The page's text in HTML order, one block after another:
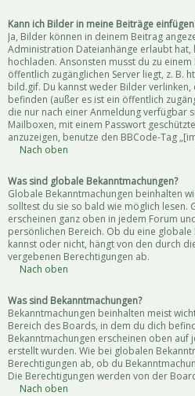
Kann ich Bilder in meine Beiträge
Ja, Bilder können in deinem Beitrag
Administration Dateianhänge erlaubt
hochladen. Ansonsten musst du zu
öffentlich zugänglichen Server liegt, z. B.
bild.gif. Du kannst weder Bilder verlinken,
befinden (außer es ist ein öffentlich
die nur nach einer Anmeldung verfügbar
Mailboxen, mit einem Passwort
anzuzeigen, benutze den BBCode-Tag
Nach oben
Was sind globale Bekanntmachungen?
Globale Bekanntmachungen beinhalten
solltest du sie so bald wie möglich lesen.
erscheinen ganz oben in jedem Forum
persönlichen Bereich. Ob du eine
kannst oder nicht, hängt von den durch
vergebenen Berechtigungen ab.
Nach oben
Was sind Bekanntmachungen?
Bekanntmachungen beinhalten meist
Bereich des Boards, in dem du dich
Bekanntmachungen erscheinen oben auf
erstellt wurden. Wie bei globalen
Berechtigungen ab, ob du
Die Berechtigungen werden von der
Nach oben